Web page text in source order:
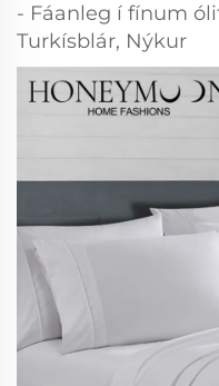
- Fáanleg í fínum
Turkísblár, Nýkur